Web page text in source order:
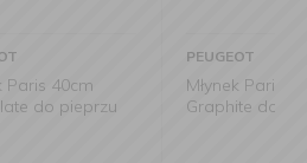
Młynek Paris 30cm
Graphite do pieprzu